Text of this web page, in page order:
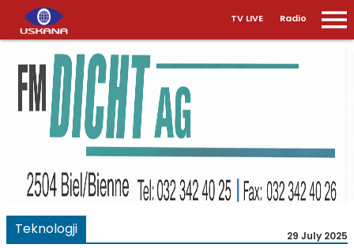
TV LIVE Radio
Teknologji 29 July 2025